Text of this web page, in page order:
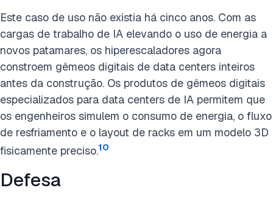
Este caso de uso não existia há cinco anos. Com as
cargas de trabalho de IA elevando o uso de energia a
novos patamares, os hiperescaladores agora
constroem gêmeos digitais de data centers inteiros
antes da construção. Os produtos de gêmeos digitais
especializados para data centers de IA permitem que
os engenheiros simulem o consumo de energia, o fluxo
de resfriamento e o layout de racks em um modelo 3D
fisicamente preciso.10
Defesa